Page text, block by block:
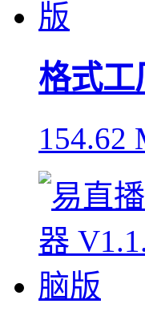
格式工
154.62